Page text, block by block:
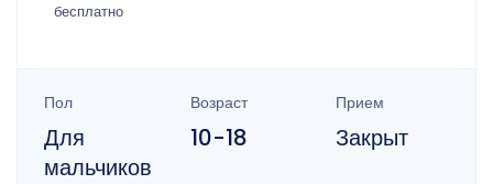
бесплатно
Пол
Для
мальчиков
Возраст
10-18
Прием
Закрыт